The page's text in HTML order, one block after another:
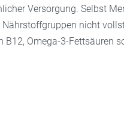
Versorgung. Selbst
Nährstoffgruppen nicht
Omega-3-Fettsäuren